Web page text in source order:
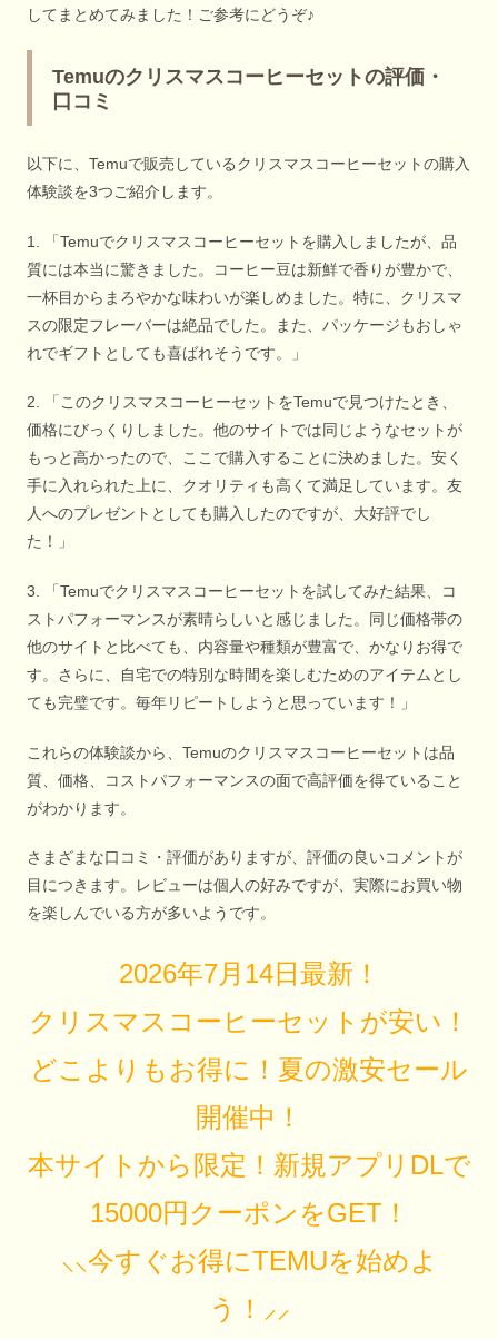
してまとめてみました！ご参考にどうぞ♪
Temuのクリスマスコーヒーセットの評価・
口コミ
以下に、Temuで販売しているクリスマスコーヒーセットの購入
体験談を3つご紹介します。
1. 「Temuでクリスマスコーヒーセットを購入しましたが、品
質には本当に驚きました。コーヒー豆は新鮮で香りが豊かで、
一杯目からまろやかな味わいが楽しめました。特に、クリスマ
スの限定フレーバーは絶品でした。また、パッケージもおしゃ
れでギフトとしても喜ばれそうです。」
2. 「このクリスマスコーヒーセットをTemuで見つけたとき、
価格にびっくりしました。他のサイトでは同じようなセットが
もっと高かったので、ここで購入することに決めました。安く
手に入れられた上に、クオリティも高くて満足しています。友
人へのプレゼントとしても購入したのですが、大好評でし
た！」
3. 「Temuでクリスマスコーヒーセットを試してみた結果、コ
ストパフォーマンスが素晴らしいと感じました。同じ価格帯の
他のサイトと比べても、内容量や種類が豊富で、かなりお得で
す。さらに、自宅での特別な時間を楽しむためのアイテムとし
ても完璧です。毎年リピートしようと思っています！」
これらの体験談から、Temuのクリスマスコーヒーセットは品
質、価格、コストパフォーマンスの面で高評価を得ていること
がわかります。
さまざまな口コミ・評価がありますが、評価の良いコメントが
目につきます。レビューは個人の好みですが、実際にお買い物
を楽しんでいる方が多いようです。
2026年7月14日最新！
クリスマスコーヒーセットが安い！
どこよりもお得に！夏の激安セール
開催中！
本サイトから限定！新規アプリDLで
15000円クーポンをGET！
⸜⸜今すぐお得にTEMUを始めよ
う！⸝⸝